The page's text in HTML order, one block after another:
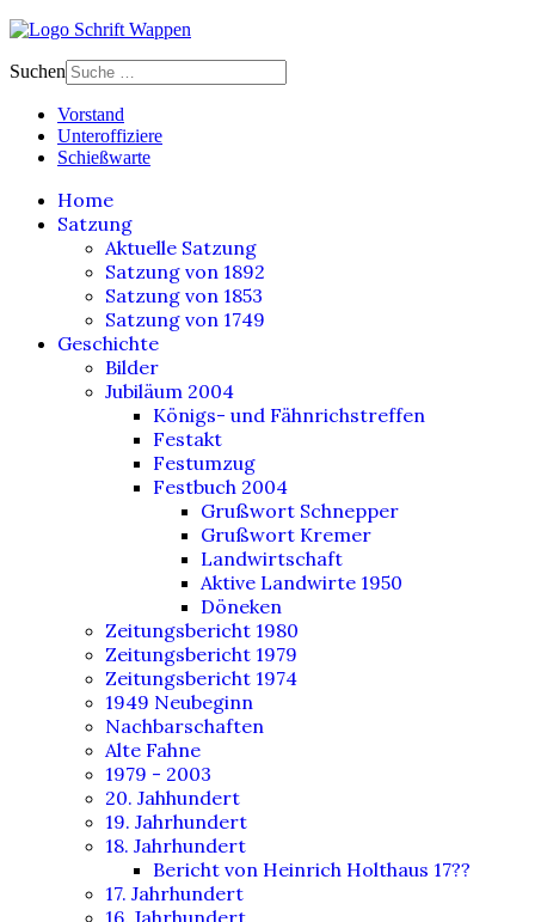
Suchen
Vorstand
Unteroffiziere
Schießwarte
Home
Satzung
Aktuelle Satzung
Satzung von 1892
Satzung von 1853
Satzung von 1749
Geschichte
Bilder
Jubiläum 2004
Königs- und Fähnrichstreffen
Festakt
Festumzug
Festbuch 2004
Grußwort Schnepper
Grußwort Kremer
Landwirtschaft
Aktive Landwirte 1950
Döneken
Zeitungsbericht 1980
Zeitungsbericht 1979
Zeitungsbericht 1974
1949 Neubeginn
Nachbarschaften
Alte Fahne
1979 - 2003
20. Jahhundert
19. Jahrhundert
18. Jahrhundert
Bericht von Heinrich Holthaus 17??
17. Jahrhundert
16. Jahrhundert